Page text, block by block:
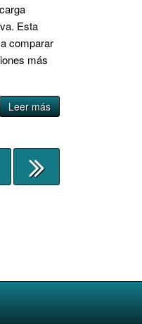
Esta
comparar
más
Leer más